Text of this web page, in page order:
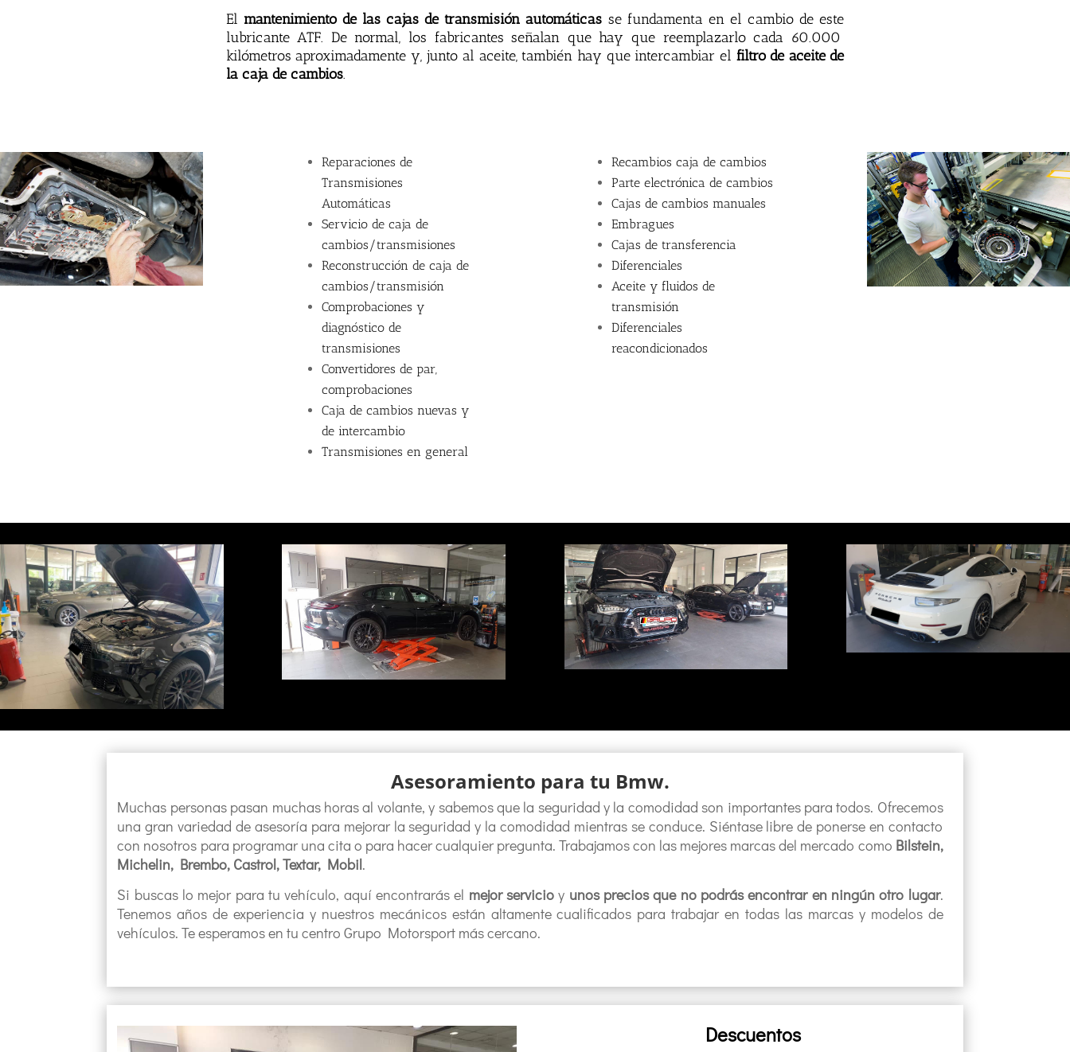
El mantenimiento de las cajas de transmisión automáticas sefundamenta enel cambio de este
lubricanteATF. De normal, los fabricantes señalan que hay que reemplazarlo cada 60.000
kilómetros aproximadamente y, junto al aceite, también hay que intercambiar el filtro de aceite de
la caja de cambios.
Reparaciones de
Transmisiones
Automáticas
Servicio de caja de
cambios/transmisiones
Reconstrucción de caja de
cambios/transmisión
Comprobaciones y
diagnóstico de
transmisiones
Convertidores de par,
comprobaciones
Caja de cambios nuevas y
de intercambio
Transmisiones en general
Recambios caja de cambios
Parte electrónica de cambios
Cajas de cambios manuales
Embragues
Cajas de transferencia
Diferenciales
Aceite y fluidos de
transmisión
Diferenciales
reacondicionados
Asesoramiento para tu Bmw.
Muchas personaspasan muchashorasal volante, y sabemosquela seguridad y la comodidad son importantespara todos. Ofrecemos
una gran variedad de asesoría para mejorarla seguridad y la comodidad mientrasseconduce. Siéntaselibre de ponerse en contacto
con nosotros para programaruna cita o para hacercualquierpregunta.Trabajamos con las mejores marcas del mercado como Bilstein,
Michelin, Brembo, Castrol, Textar, Mobil.
Si buscas lo mejor para tu vehículo, aquí encontrarás el mejor servicio y unos precios que no podrás encontrar en ningún otro lugar.
Tenemos años de experiencia y nuestros mecánicos están altamente cualificados para trabajar en todas las marcas y modelos de
vehículos. Teesperamos en tu centro Grupo Motorsport más cercano.
Descuentos